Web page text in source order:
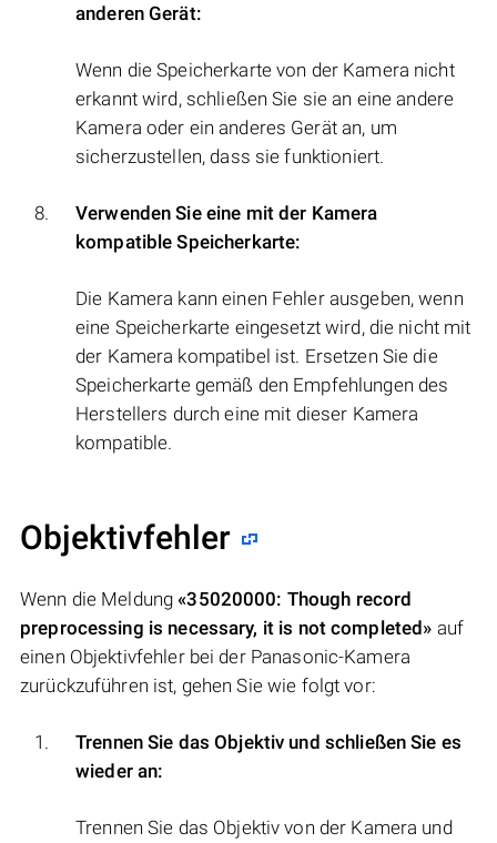
anderen Gerät:
Wenn die Speicherkarte von der Kamera nicht
erkannt wird, schließen Sie sie an eine andere
Kamera oder ein anderes Gerät an, um
sicherzustellen, dass sie funktioniert.
Verwenden Sie eine mit der Kamera
kompatible Speicherkarte:
Die Kamera kann einen Fehler ausgeben, wenn
eine Speicherkarte eingesetzt wird, die nicht mit
der Kamera kompatibel ist. Ersetzen Sie die
Speicherkarte gemäß den Empfehlungen des
Herstellers durch eine mit dieser Kamera
kompatible.
Objektivfehler
Wenn die Meldung«35020000: Though record
preprocessing is necessary, it is not completed» auf
einen Objektivfehler bei der Panasonic-Kamera
zurückzuführen ist, gehen Sie wie folgt vor:
Trennen Sie das Objektiv und schließen Sie es
wieder an:
Trennen Sie das Objektiv von der Kamera und